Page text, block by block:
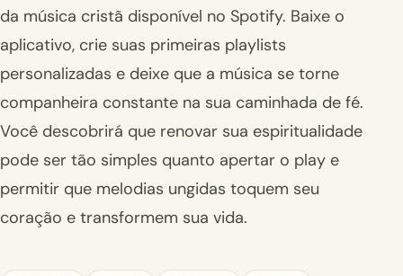
da música cristã disponível no Spotify. Baixe o
aplicativo, crie suas primeiras playlists
personalizadas e deixe que a música se torne
companheira constante na sua caminhada de fé.
Você descobrirá que renovar sua espiritualidade
pode ser tão simples quanto apertar o play e
permitir que melodias ungidas toquem seu
coração e transformem sua vida.